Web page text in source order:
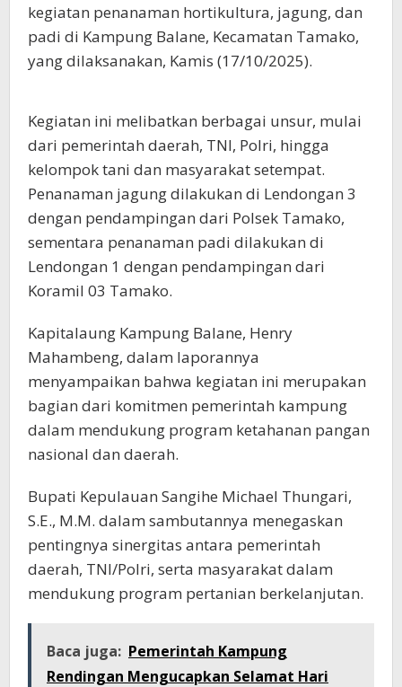
kegiatan penanaman hortikultura, jagung, dan
padi di Kampung Balane, Kecamatan Tamako,
yang dilaksanakan, Kamis (17/10/2025).
Kegiatan ini melibatkan berbagai unsur, mulai
dari pemerintah daerah, TNI, Polri, hingga
kelompok tani dan masyarakat setempat.
Penanaman jagung dilakukan di Lendongan 3
dengan pendampingan dari Polsek Tamako,
sementara penanaman padi dilakukan di
Lendongan 1 dengan pendampingan dari
Koramil 03 Tamako.
Kapitalaung Kampung Balane, Henry
Mahambeng, dalam laporannya
menyampaikan bahwa kegiatan ini merupakan
bagian dari komitmen pemerintah kampung
dalam mendukung program ketahanan pangan
nasional dan daerah.
Bupati Kepulauan Sangihe Michael Thungari,
S.E., M.M. dalam sambutannya menegaskan
pentingnya sinergitas antara pemerintah
daerah, TNI/Polri, serta masyarakat dalam
mendukung program pertanian berkelanjutan.
Baca juga: Pemerintah Kampung
Rendingan Mengucapkan Selamat Hari